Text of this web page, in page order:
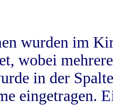
wurden im
wobei
in der
eingetragen.